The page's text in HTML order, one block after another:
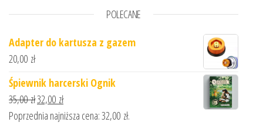
POLECANE
Adapter do kartusza z gazem
20,00 zł
Śpiewnik harcerski Ognik
35,00złPierwotna cena wynosiła: 35,00 zł.
32,00 złAktualna cena wynosi: 32,00 zł.
Poprzednia najniższa cena:32,00 zł.